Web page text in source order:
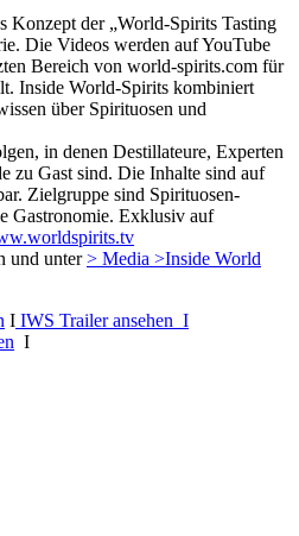
Konzept der „World-Spirits Tasting
Die Videos werden auf YouTube
Bereich von world-spirits.com für
Inside World-Spirits kombiniert
über Spirituosen und
in denen Destillateure, Experten
zu Gast sind. Die Inhalte sind auf
Zielgruppe sind Spirituosen-
Gastronomie. Exklusiv auf
und unter> Media >Inside World
I IWS Trailer ansehen I
I